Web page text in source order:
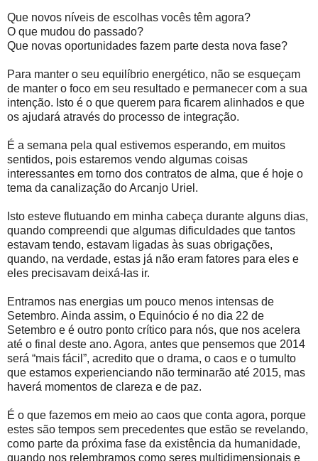
Que novos níveis de escolhas vocês têm agora?
O que mudou do passado?
Que novas oportunidades fazem parte desta nova fase?
Para manter o seu equilíbrio energético, não se esqueçam
de manter o foco em seu resultado e permanecer com a sua
intenção. Isto é o que querem para ficarem alinhados e que
os ajudará através do processo de integração.
É a semana pela qual estivemos esperando, em muitos
sentidos, pois estaremos vendo algumas coisas
interessantes em torno dos contratos de alma, que é hoje o
tema da canalização do Arcanjo Uriel.
Isto esteve flutuando em minha cabeça durante alguns dias,
quando compreendi que algumas dificuldades que tantos
estavam tendo, estavam ligadas às suas obrigações,
quando, na verdade, estas já não eram fatores para eles e
eles precisavam deixá-las ir.
Entramos nas energias um pouco menos intensas de
Setembro. Ainda assim, o Equinócio é no dia 22 de
Setembro e é outro ponto crítico para nós, que nos acelera
até o final deste ano. Agora, antes que pensemos que 2014
será “mais fácil”, acredito que o drama, o caos e o tumulto
que estamos experienciando não terminarão até 2015, mas
haverá momentos de clareza e de paz.
É o que fazemos em meio ao caos que conta agora, porque
estes são tempos sem precedentes que estão se revelando,
como parte da próxima fase da existência da humanidade,
quando nos relembramos como seres multidimensionais e